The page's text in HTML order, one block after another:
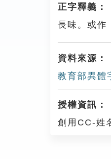
正字釋義：
長味。或作
資料來源：
教育部異體
授權資訊：
創用CC-姓